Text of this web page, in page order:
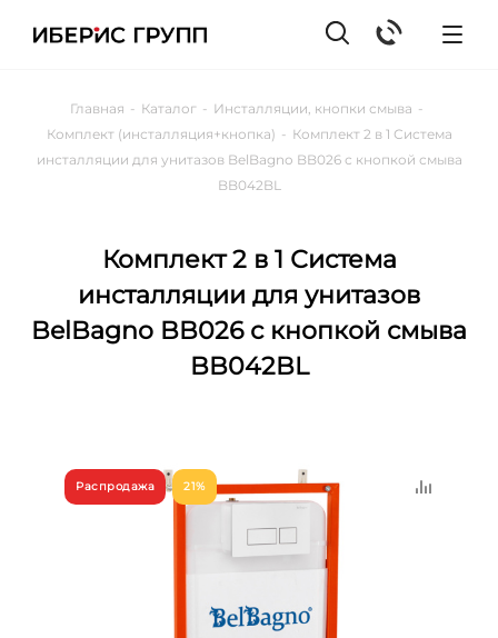
Главная - Каталог - Инсталляции, кнопки смыва -
Комплект (инсталляция+кнопка) - Комплект 2 в 1 Система
инсталляции для унитазов BelBagno BB026 с кнопкой смыва
BB042BL
Комплект 2 в 1 Система
инсталляции для унитазов
BelBagno BB026 с кнопкой смыва
BB042BL
Распродажа 21%